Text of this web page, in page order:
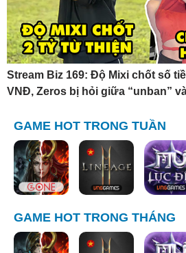
Stream Biz 169: Độ Mixi chốt số
VNĐ, Zeros bị hỏi giữa “unban”
GAME HOT TRONG TUẦN
GAME HOT TRONG THÁNG